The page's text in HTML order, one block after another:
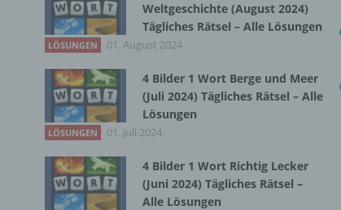
Weltgeschichte (August 2024)
Tägliches Rätsel – Alle Lösungen
LÖSUNGEN 01. August 2024
4 Bilder 1 Wort Berge und Meer
(Juli 2024) Tägliches Rätsel – Alle
Lösungen
LÖSUNGEN 01. Juli 2024
4 Bilder 1 Wort Richtig Lecker
(Juni 2024) Tägliches Rätsel –
Alle Lösungen